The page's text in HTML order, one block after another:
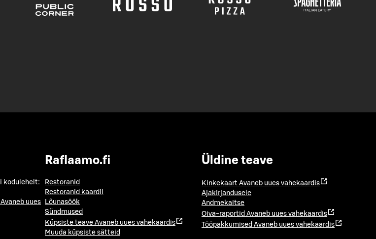
kodulehelt:
Avaneb uues
Raflaamo.fi
Restoranid
Restoranid kaardil
Lõunasöök
Sündmused
Küpsiste teave Avaneb uues vahekaardis
Muuda küpsiste sätteid
Üldine teave
Kinkekaart Avaneb uues vahekaardis
Ajakirjandusele
Andmekaitse
Oiva-raportid Avaneb uues vahekaardis
Tööpakkumised Avaneb uues vahekaardis